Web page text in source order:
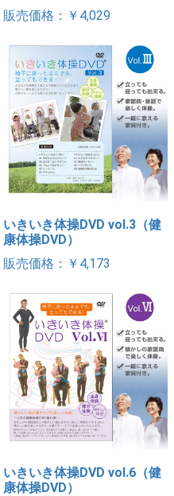
販売価格：￥4,029
いきいき体操DVD vol.3（健
康体操DVD）
販売価格：￥4,173
いきいき体操DVD vol.6（健
康体操DVD）